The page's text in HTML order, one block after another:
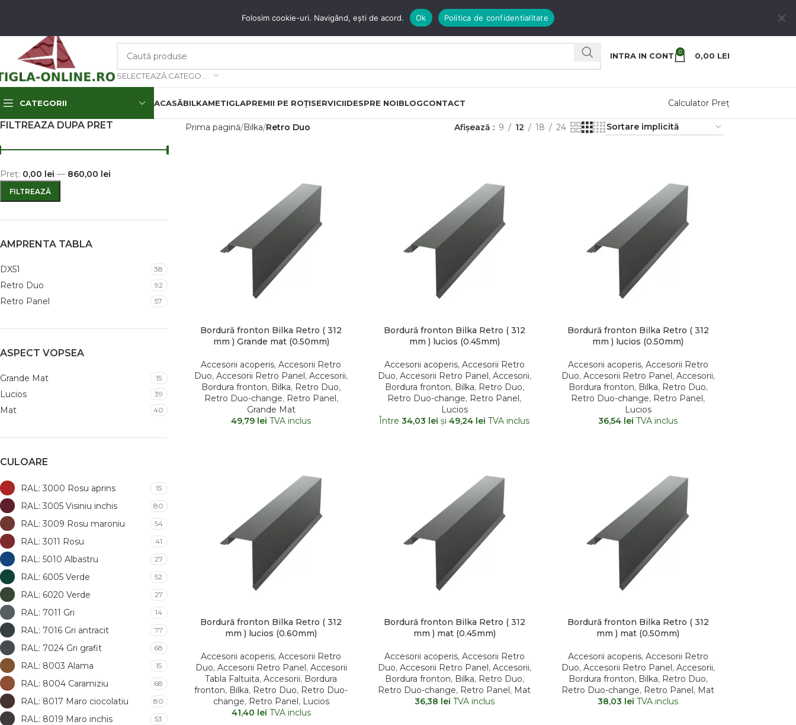
INTRA IN CONT 0 0,00 LEI
CATEGORII ACASĂBILKAMETIGLAPREMII PE ROȚISERVICIIDESPRE NOIBLOGCONTACT Calculator Preț
FILTREAZA DUPA PRET
FILTREAZĂ
Preț: 0,00 lei — 860,00 lei
AMPRENTA TABLA
DX51 38
Retro Duo 92
Retro Panel 57
ASPECT VOPSEA
Grande Mat 15
Lucios 39
Mat 40
CULOARE
RAL: 3000 Rosu aprins 15
RAL: 3005 Visiniu inchis 80
RAL: 3009 Rosu maroniu 54
RAL: 3011 Rosu 41
RAL: 5010 Albastru 27
RAL: 6005 Verde 52
RAL: 6020 Verde 27
RAL: 7011 Gri 14
RAL: 7016 Gri antracit 77
RAL: 7024 Gri grafit 68
RAL: 8003 Alama 15
RAL: 8004 Caramiziu 68
RAL: 8017 Maro ciocolatiu 80
RAL: 8019 Maro inchis 53
Prima pagină Bilka Retro Duo Afișează 9 12 18 24
Bordură fronton Bilka Retro ( 312
mm ) Grande mat (0.50mm)
Accesorii acoperis,Accesorii Retro
Duo,Accesorii Retro Panel,Accesorii,
Bordura fronton, Bilka, Retro Duo,
Retro Duo-change, Retro Panel,
Grande Mat
49,79 lei TVA inclus
Bordură fronton Bilka Retro ( 312
mm ) lucios (0.45mm)
Accesorii acoperis, Accesorii Retro
Duo, Accesorii Retro Panel, Accesorii,
Bordura fronton, Bilka, Retro Duo,
Retro Duo-change, Retro Panel,
Lucios
Între34,03 lei şi49,24 lei TVA inclus
Bordură fronton Bilka Retro ( 312
mm ) lucios (0.50mm)
Accesorii acoperis, Accesorii Retro
Duo, Accesorii Retro Panel, Accesorii,
Bordura fronton, Bilka, Retro Duo,
Retro Duo-change, Retro Panel,
Lucios
36,54 lei TVA inclus
Bordură fronton Bilka Retro ( 312
mm ) lucios (0.60mm)
Accesorii acoperis,Accesorii Retro
Duo, Accesorii Retro Panel, Accesorii
Tabla Faltuita,Accesorii, Bordura
fronton, Bilka, Retro Duo, Retro Duo-
change, Retro Panel, Lucios
41,40 lei TVA inclus
Bordură fronton Bilka Retro ( 312
mm ) mat (0.45mm)
Accesorii acoperis, Accesorii Retro
Duo, Accesorii Retro Panel, Accesorii,
Bordura fronton, Bilka, Retro Duo,
Retro Duo-change, Retro Panel, Mat
36,38 lei TVA inclus
Bordură fronton Bilka Retro ( 312
mm ) mat (0.50mm)
Accesorii acoperis, Accesorii Retro
Duo, Accesorii Retro Panel, Accesorii,
Bordura fronton, Bilka, Retro Duo,
Retro Duo-change, Retro Panel, Mat
38,03 lei TVA inclus
Folosim cookie-uri. Navigând, ești de acord. Ok Politica de confidentialitate